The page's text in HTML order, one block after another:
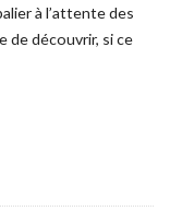
à l’attente des
de découvrir, si ce